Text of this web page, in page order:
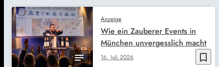
bookmark_border
Anzeige
16. Juli 2026
Wie ein Zauberer Events in
München unvergesslich macht